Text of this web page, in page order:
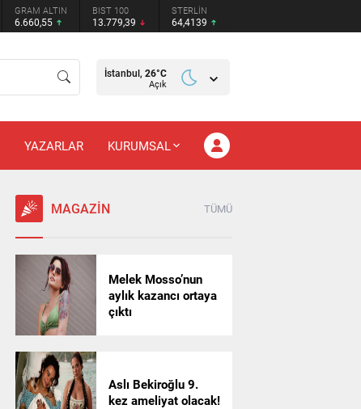
GRAM ALTIN
6.660,55
BIST 100
13.779,39
STERLİN
64,4139
İstanbul, 26°C
Açık
YAZARLAR KURUMSAL
MAGAZİN TÜMÜ
Melek Mosso’nun
aylık kazancı ortaya
çıktı
Aslı Bekiroğlu 9.
kez ameliyat olacak!